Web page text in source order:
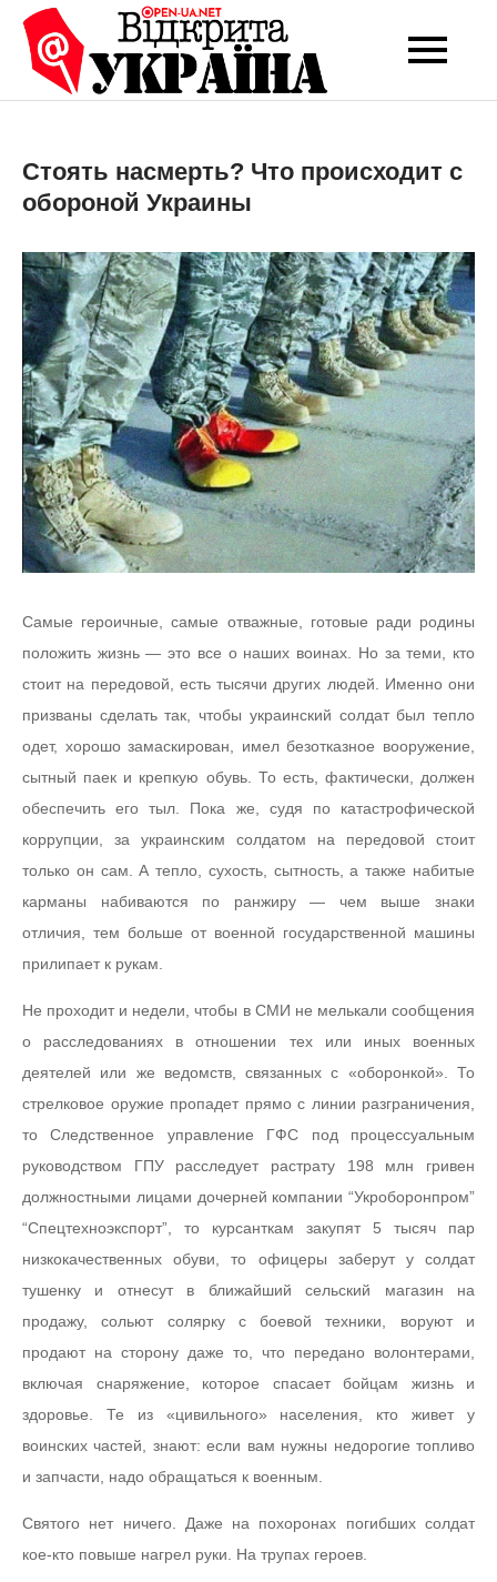
Перейти
вмісту
Open-UA
NET
Це ваше надійне
експертних думок
Стоять насмерть? Что происходит с
обороной Украины
Самые героичные, самые отважные, готовые ради родины
положить жизнь — это все о наших воинах. Но за теми, кто
стоит на передовой, есть тысячи других людей. Именно они
призваны сделать так, чтобы украинский солдат был тепло
одет, хорошо замаскирован, имел безотказное вооружение,
сытный паек и крепкую обувь. То есть, фактически, должен
обеспечить его тыл. Пока же, судя по катастрофической
коррупции, за украинским солдатом на передовой стоит
только он сам. А тепло, сухость, сытность, а также набитые
карманы набиваются по ранжиру — чем выше знаки
отличия, тем больше от военной государственной машины
прилипает к рукам.
Не проходит и недели, чтобы в СМИ не мелькали сообщения
о расследованиях в отношении тех или иных военных
деятелей или же ведомств, связанных с «оборонкой». То
стрелковое оружие пропадет прямо с линии разграничения,
то Следственное управление ГФС под процессуальным
руководством ГПУ расследует растрату 198 млн гривен
должностными лицами дочерней компании “Укроборонпром”
“Спецтехноэкспорт”, то курсанткам закупят 5 тысяч пар
низкокачественных обуви, то офицеры заберут у солдат
тушенку и отнесут в ближайший сельский магазин на
продажу, сольют солярку с боевой техники, воруют и
продают на сторону даже то, что передано волонтерами,
включая снаряжение, которое спасает бойцам жизнь и
здоровье. Те из «цивильного» населения, кто живет у
воинских частей, знают: если вам нужны недорогие топливо
и запчасти, надо обращаться к военным.
Святого нет ничего. Даже на похоронах погибших солдат
кое-кто повыше нагрел руки. На трупах героев.